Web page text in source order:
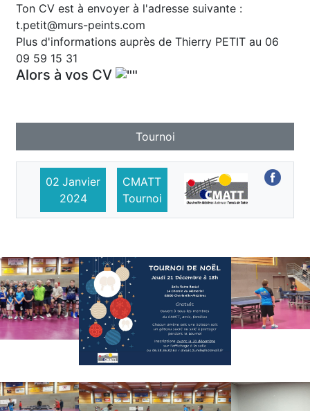
Ton CV est à envoyer à l'adresse suivante :
t.petit@murs-peints.com
Plus d'informations auprès de Thierry PETIT au 06
09 59 15 31
Alors à vos CV
Tournoi
02 Janvier
2024
CMATT
Tournoi